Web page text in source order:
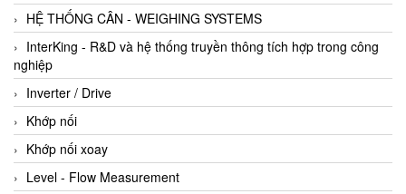
HỆ THỐNG CÂN - WEIGHING SYSTEMS
InterKing - R&D và hệ thống truyền thông tích hợp trong công
nghiệp
Inverter / Drive
Khớp nối
Khớp nối xoay
Level - Flow Measurement